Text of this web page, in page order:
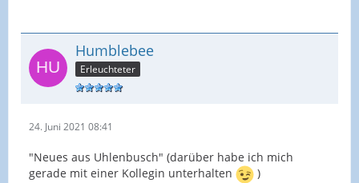
Humblebee
Erleuchteter
24. Juni 2021 08:41
"Neues aus Uhlenbusch" (darüber habe ich mich
gerade mit einer Kollegin unterhalten
)